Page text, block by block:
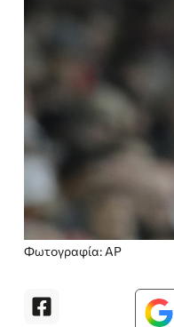
Φωτογραφία: AP